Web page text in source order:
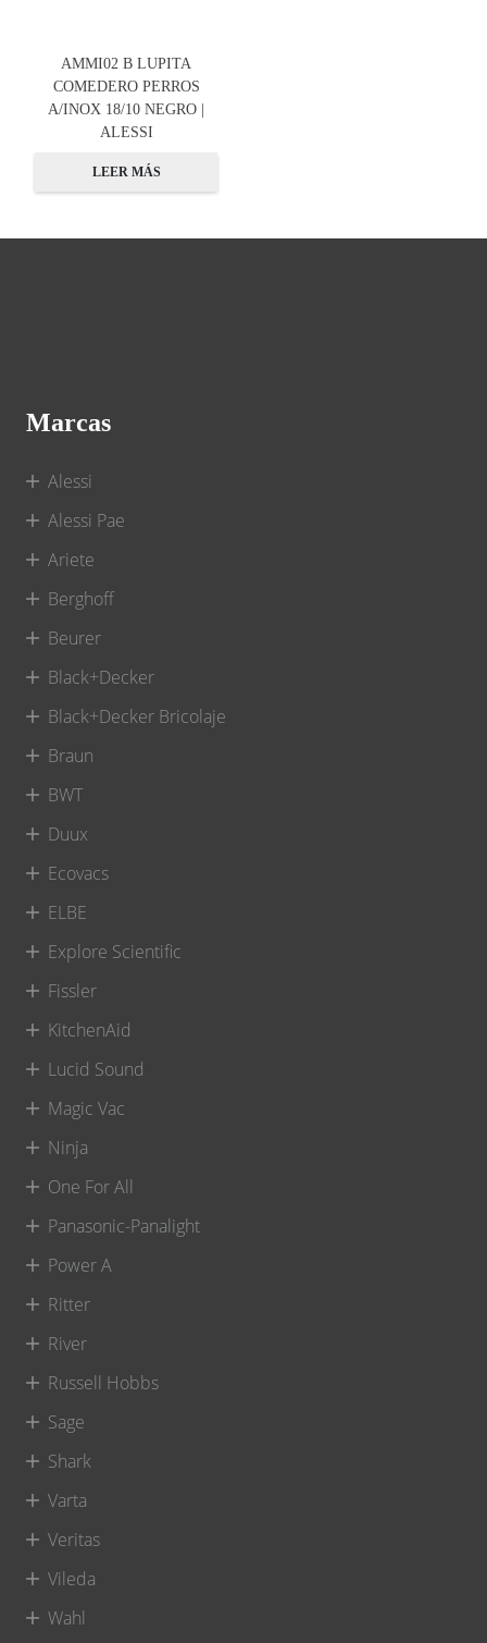
AMMI02 B LUPITA
COMEDERO PERROS
A/INOX 18/10 NEGRO |
ALESSI
LEER MÁS
Marcas
Alessi
Alessi Pae
Ariete
Berghoff
Beurer
Black+Decker
Black+Decker Bricolaje
Braun
BWT
Duux
Ecovacs
ELBE
Explore Scientific
Fissler
KitchenAid
Lucid Sound
Magic Vac
Ninja
One For All
Panasonic-Panalight
Power A
Ritter
River
Russell Hobbs
Sage
Shark
Varta
Veritas
Vileda
Wahl